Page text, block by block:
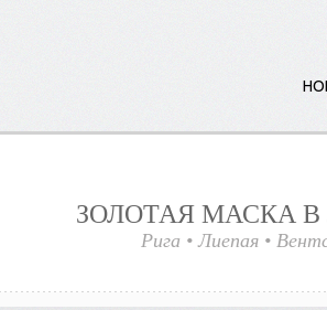
ЗОЛОТАЯ МАСКА
Рига • Лиепая • Вент